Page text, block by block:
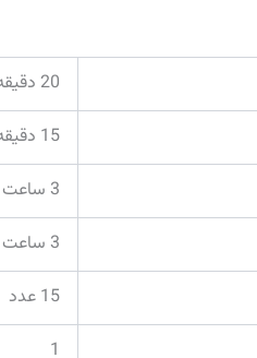
20 دقیقه
15 دقیقه
3 ساعت
3 ساعت و 35 دقیقه
15 عدد
1